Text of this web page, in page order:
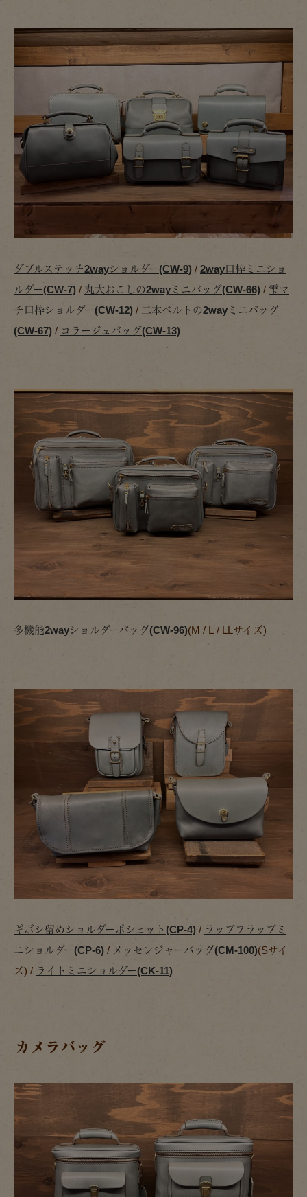
ダブルステッチ2wayショルダー(CW-9) / 2way口枠ミニショ
ルダー(CW-7) / 丸大おこしの2wayミニバッグ(CW-66) / 雫マ
チ口枠ショルダー(CW-12) / 二本ベルトの2wayミニバッグ
(CW-67) / コラージュバッグ(CW-13)
多機能2wayショルダーバッグ(CW-96)(M / L / LLサイズ)
ギボシ留めショルダーポシェット(CP-4) / ラップフラップミ
ニショルダー(CP-6) / メッセンジャーバッグ(CM-100)(Sサイ
ズ) / ライトミニショルダー(CK-11)
カメラバッグ